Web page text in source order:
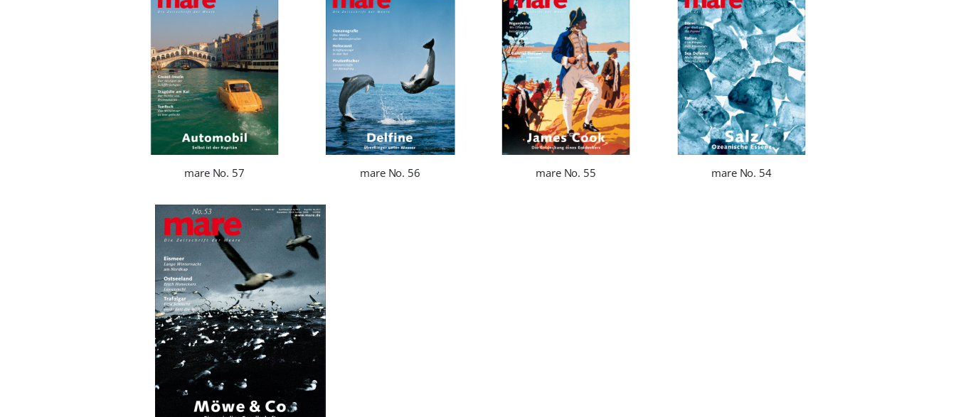
mare No. 57 mare No. 56 mare No. 55 mare No. 54